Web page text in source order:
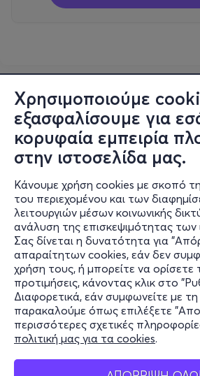
Χρησιμοποιούμε
εξασφαλίσουμε για
κορυφαία εμπειρία
στην ιστοσελίδα μας.
Κάνουμε χρήση cookies με σκοπό
του περιεχομένου και των
λειτουργιών μέσων κοινωνικής
ανάλυση της επισκεψιμότητας των
Σας δίνεται η δυνατότητα για
απαραίτητων cookies, εάν δεν
χρήση τους, ή μπορείτε να ορίσετε
προτιμήσεις, κάνοντας κλικ στο
Διαφορετικά, εάν συμφωνείτε με
παρακαλούμε όπως επιλέξετε
περισσότερες σχετικές
πολιτική μας για τα cookies.
Πληροφορίες
Υποστήριξη
Stay Connected
Mobile app